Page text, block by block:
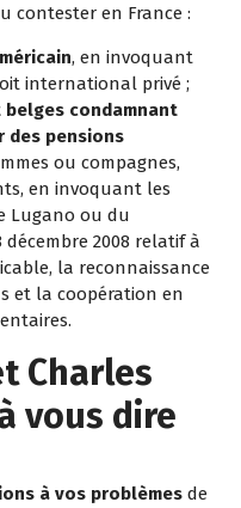
contester en France :
, en invoquant
international privé ;
condamnant
des pensions
ou compagnes,
en invoquant les
Lugano ou du
2008 relatif à
la reconnaissance
et la coopération en
.
Charles
vous dire
à vos problèmes de